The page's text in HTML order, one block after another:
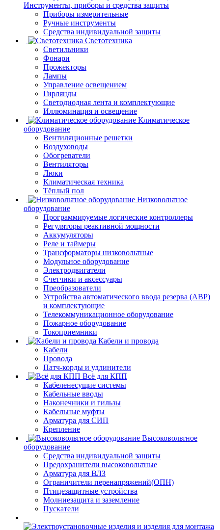
Инструменты, приборы и средства защиты
Приборы измерительные
Ручные инструменты
Средства индивидуальной защиты
Светотехника
Светильники
Фонари
Прожекторы
Лампы
Управление освещением
Гирлянды
Светодиодная лента и комплектующие
Иллюминация и освещение
Климатическое
оборудование
Вентиляционные решетки
Воздуховоды
Обогреватели
Вентиляторы
Люки
Климатическая техника
Тёплый пол
Низковольтное
оборудование
Программируемые логические контроллеры
Регуляторы реактивной мощности
Аккумуляторы
Реле и таймеры
Трансформаторы низковольтные
Модульное оборудование
Электродвигатели
Счетчики и аксессуары
Преобразователи
Устройства автоматического ввода резерва (АВР)
и комплектующие
Телекоммуникационное оборудование
Пожарное оборудование
Токоприемники
Кабели и провода
Кабели
Провода
Патч-корды и удлинители
Всё для КПП
Кабеленесущие системы
Кабельные вводы
Наконечники и гильзы
Кабельные муфты
Арматура для СИП
Крепление
Высоковольтное
оборудование
Средства индивидуальной защиты
Предохранители высоковольтные
Арматура для ВЛЗ
Ограничители перенапряжений(ОПН)
Птицезащитные устройства
Молниезащита и заземление
Пускатели